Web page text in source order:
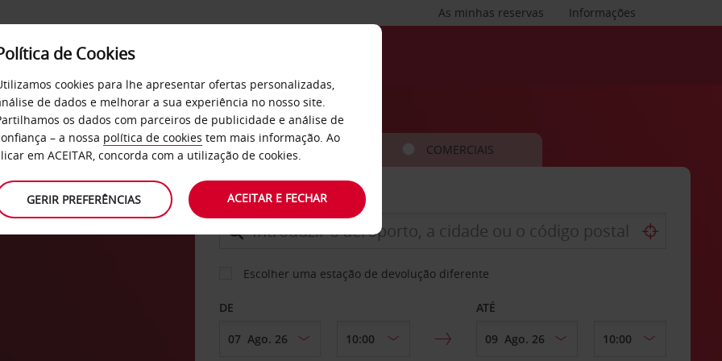
Informações
As minhas reservas
SERVIÇOS EMPRESAS
CARRO COMERCIAIS
LEVANTAR EM
Escolher uma estação de devolução diferente
DE ATÉ
de Cookies
cookies para lhe apresentar ofertas personalizadas,
de dados e melhorar a sua experiência no nosso site.
os dados com parceiros de publicidade e análise de
– a nossa política de cookies tem mais informação. Ao
em ACEITAR, concorda com a utilização de cookies.
GERIR PREFERÊNCIAS ACEITAR E FECHAR